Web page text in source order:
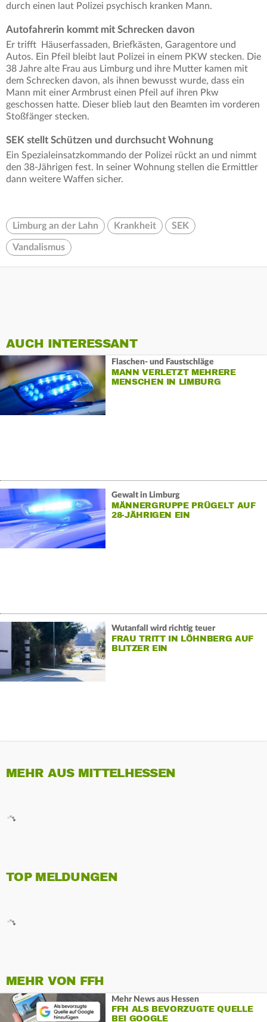
durch einen laut Polizei psychisch kranken Mann.
Autofahrerin kommt mit Schrecken davon
Er trifft Häuserfassaden, Briefkästen, Garagentore und
Autos. Ein Pfeil bleibt laut Polizei in einem PKW stecken. Die
38 Jahre alte Frau aus Limburg und ihre Mutter kamen mit
dem Schrecken davon, als ihnen bewusst wurde, dass ein
Mann mit einer Armbrust einen Pfeil auf ihren Pkw
geschossen hatte. Dieser blieb laut den Beamten im vorderen
Stoßfänger stecken.
SEK stellt Schützen und durchsucht Wohnung
Ein Spezialeinsatzkommando der Polizei rückt an und nimmt
den 38-Jährigen fest. In seiner Wohnung stellen die Ermittler
dann weitere Waffen sicher.
Limburg an der Lahn Krankheit SEK
Vandalismus
AUCH INTERESSANT
Flaschen- und Faustschläge
MANN VERLETZT MEHRERE
MENSCHEN IN LIMBURG
Gewalt in Limburg
MÄNNERGRUPPE PRÜGELT AUF
28-JÄHRIGEN EIN
Wutanfall wird richtig teuer
FRAU TRITT IN LÖHNBERG AUF
BLITZER EIN
MEHR AUS MITTELHESSEN
TOP MELDUNGEN
MEHR VON FFH
Mehr News aus Hessen
FFH ALS BEVORZUGTE QUELLE
BEI GOOGLE